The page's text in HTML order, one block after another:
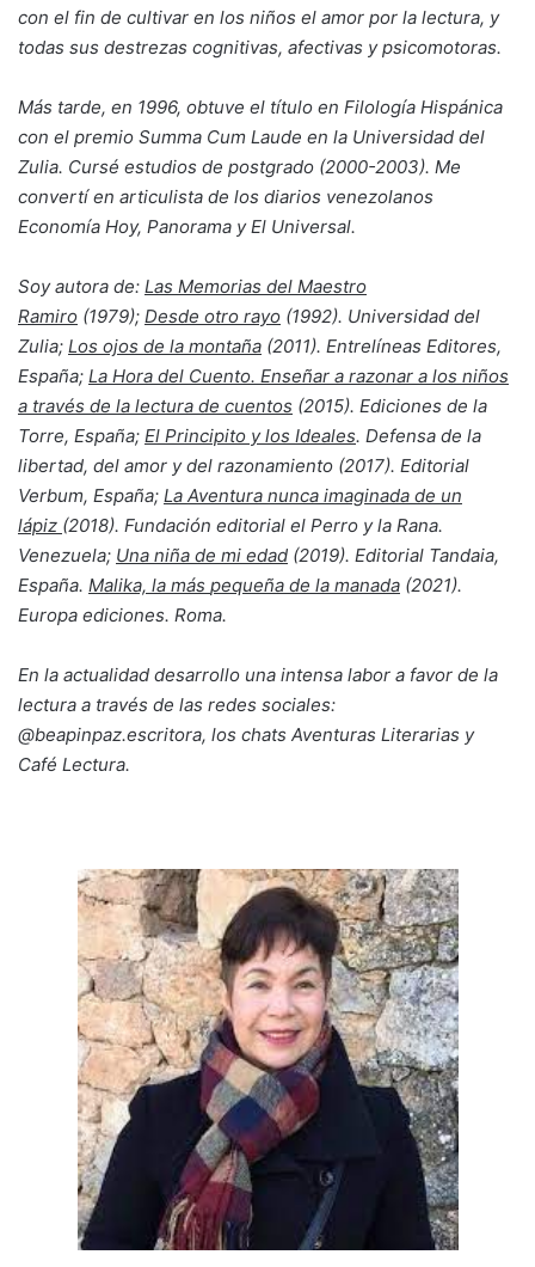
con el fin de cultivar en los niños el amor por la lectura, y
todas sus destrezas cognitivas, afectivas y psicomotoras.
Más tarde, en 1996, obtuve el título en Filología Hispánica
con el premio Summa Cum Laude en la Universidad del
Zulia. Cursé estudios de postgrado (2000-2003). Me
convertí en articulista de los diarios venezolanos
Economía Hoy, Panorama y El Universal.
Soy autora de: Las Memorias del Maestro
Ramiro (1979); Desde otro rayo (1992). Universidad del
Zulia; Los ojos de la montaña (2011). Entrelíneas Editores,
España; La Hora del Cuento. Enseñar a razonar a los niños
a través de la lectura de cuentos (2015). Ediciones de la
Torre, España; El Principito y los Ideales. Defensa de la
libertad, del amor y del razonamiento (2017). Editorial
Verbum, España; La Aventura nunca imaginada de un
lápiz (2018). Fundación editorial el Perro y la Rana.
Venezuela; Una niña de mi edad (2019). Editorial Tandaia,
España. Malika, la más pequeña de la manada (2021).
Europa ediciones. Roma.
En la actualidad desarrollo una intensa labor a favor de la
lectura a través de las redes sociales:
@beapinpaz.escritora, los chats Aventuras Literarias y
Café Lectura.